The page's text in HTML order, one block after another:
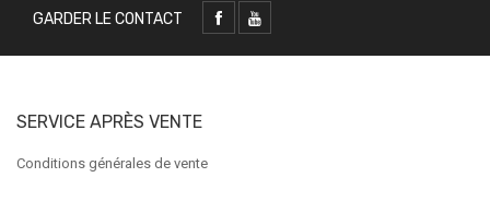
GARDER LE CONTACT
SERVICE APRÈS VENTE
Conditions générales de vente